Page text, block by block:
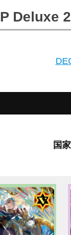
Deluxe
国